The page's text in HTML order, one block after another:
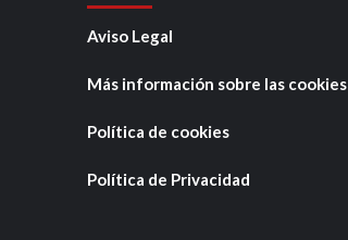
Aviso Legal
Más información sobre las cookies
Política de cookies
Política de Privacidad